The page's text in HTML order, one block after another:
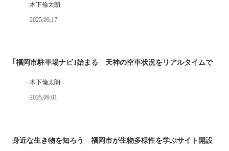
木下倫太朗
2025.09.17
｢福岡市駐車場ナビ｣始まる 天神の空車状況をリアルタイムで
木下倫太朗
2025.09.01
身近な生き物を知ろう 福岡市が生物多様性を学ぶサイト開設